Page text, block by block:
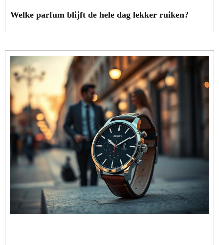
Welke parfum blijft de hele dag lekker ruiken?